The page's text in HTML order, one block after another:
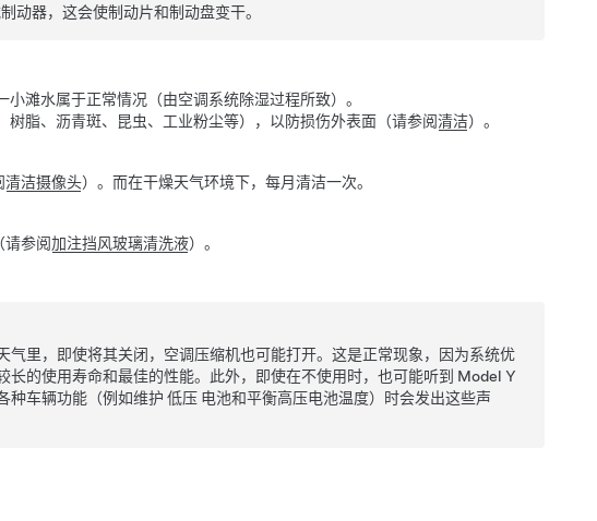
动器，这会使制动片和制动盘变干。
滩水属于正常情况（由空调系统除湿过程所致）。
树脂、沥青斑、昆虫、工业粉尘等），以防损伤外表面（请参阅清洁）。
清洁摄像头）。而在干燥天气环境下，每月清洁一次。
参阅加注挡风玻璃清洗液）。
里，即使将其关闭，空调压缩机也可能打开。这是正常现象，因为系统优
的使用寿命和最佳的性能。此外，即使在不使用时，也可能听到 Model Y
种车辆功能（例如维护低压 电池和平衡高压电池温度）时会发出这些声